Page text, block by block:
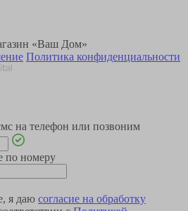
«Ваш Дом»
Политика конфиденциальности
на телефон или позвоним
по номеру
я даю согласие на обработку